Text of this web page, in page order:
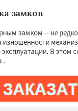
замков
замком -- не
изношенности
эксплуатации. В этом
.